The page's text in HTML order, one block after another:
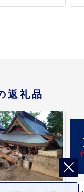
返礼品